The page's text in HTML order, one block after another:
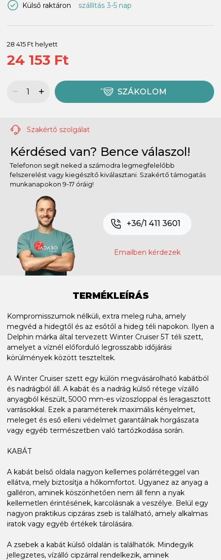
Külső raktáron szállítás 3-5 nap
28 415 Ft helyett
24 153 Ft
SZÁKOLOM
Szakértő szolgálat
Kérdésed van? Bence válaszol!
Telefonon segít neked a számodra legmegfelelőbb
felszerelést vagy kiegészítő kiválasztani. Szakértő támogatás
munkanapokon 9-17 óráig!
+36/1 411 3601
Emailben kérdezek
TERMÉKLEÍRÁS
Kompromisszumok nélküli, extra meleg ruha, amely
megvéd a hidegtől és az esőtől a hideg téli napokon. Ilyen a
Delphin márka által tervezett Winter Cruiser 5T téli szett,
amelyet a víznél előforduló legrosszabb időjárási
körülmények között teszteltek.
A Winter Cruiser szett egy külön megvásárolható kabátból
és nadrágból áll. A kabát és a nadrág külső rétege vízálló
anyagból készült, 5000 mm-es vízoszloppal és leragasztott
varrásokkal. Ezek a paraméterek maximális kényelmet,
meleget és eső elleni védelmet garantálnak horgászata
vagy egyéb természetben való tartózkodása során.
KABÁT
A kabát belső oldala nagyon kellemes polárréteggel van
ellátva, mely biztosítja a hőkomfortot. Ugyanez az anyag a
galléron, aminek köszönhetően nem áll fenn a nyak
kellemetlen érintésének, karcolásnak a veszélye. Belül egy
nagyon praktikus cipzáras zseb is található, amely alkalmas
iratok vagy egyéb értékek tárolására.
A zsebek a kabát külső oldalán is találhatók. Mindegyik
jellegzetes, vízálló cipzárral rendelkezik, aminek